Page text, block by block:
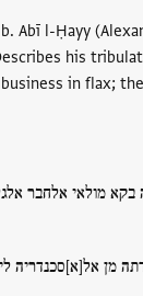
Abī l-Ḥayy
his
in flax;
מולאי אלחבר
מן אל[א]סכנדריה